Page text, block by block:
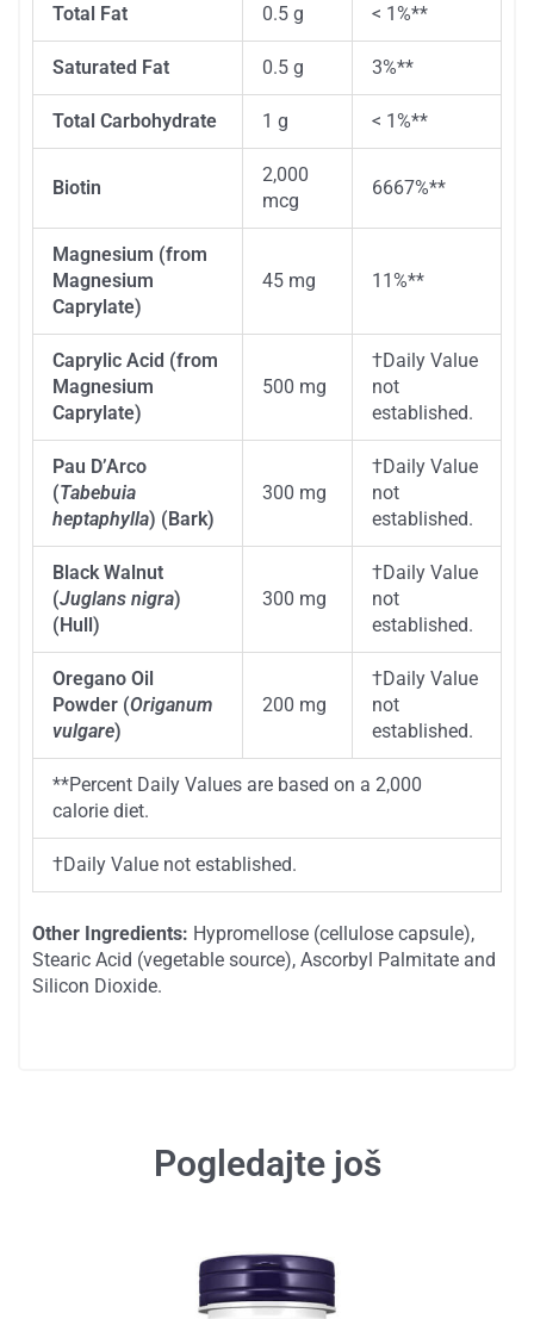
Total Fat 0.5 g < 1%**
Saturated Fat 0.5 g 3%**
Total Carbohydrate 1 g < 1%**
Biotin
2,000
mcg
6667%**
Magnesium (from
Magnesium
Caprylate)
45 mg 11%**
Caprylic Acid (from
Magnesium
Caprylate)
500 mg
†Daily Value
not
established.
Pau D’Arco
(Tabebuia
heptaphylla) (Bark)
300 mg
†Daily Value
not
established.
Black Walnut
(Juglans nigra)
(Hull)
300 mg
†Daily Value
not
established.
Oregano Oil
Powder (Origanum
vulgare)
200 mg
†Daily Value
not
established.
**Percent Daily Values are based on a 2,000
calorie diet.
†Daily Value not established.
Other Ingredients: Hypromellose (cellulose capsule),
Stearic Acid (vegetable source), Ascorbyl Palmitate and
Silicon Dioxide.
Pogledajte još